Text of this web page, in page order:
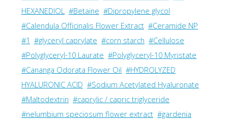
HEXANEDIOL #Betaine #Dipropylene glycol
#Calendula Officinalis Flower Extract #Ceramide NP
#1 #glyceryl caprylate #corn starch #Cellulose
#Polyglyceryl-10 Laurate #Polyglyceryl-10 Myristate
#Cananga Odorata Flower Oil #HYDROLYZED
HYALURONIC ACID #Sodium Acetylated Hyaluronate
#Maltodextrin #caprylic / capric triglyceride
#nelumbium speciosum flower extract #gardenia